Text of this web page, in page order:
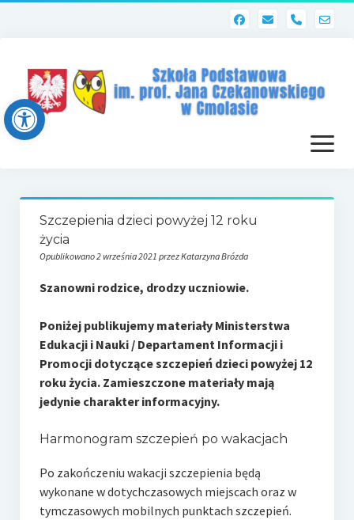
Open toolbar
phone
otwórz
menu
Dziennik elektroniczny (Librus)
Dla nauczycieli
Poczta szkolna
Dziennik elektroniczny
e-Rada
Logowanie
Szczepienia dzieci powyżej 12 roku
życia
Opublikowano 2 września 2021 przez Katarzyna Brózda
Szanowni rodzice, drodzy uczniowie.
Poniżej publikujemy materiały Ministerstwa
Edukacji i Nauki / Departament Informacji i
Promocji dotyczące szczepień dzieci powyżej 12
roku życia. Zamieszczone materiały mają
jedynie charakter informacyjny.
Harmonogram szczepień po wakacjach
Po zakończeniu wakacji szczepienia będą
wykonane w dotychczasowych miejscach oraz w
tymczasowych mobilnych punktach szczepień.